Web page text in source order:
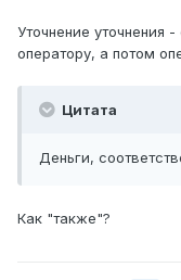
Уточнение уточнения
оператору, а потом
Цитата
Деньги,
Как "также"?